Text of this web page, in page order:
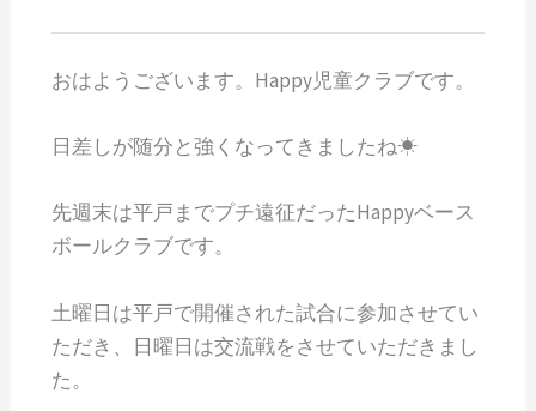
おはようございます。Happy児童クラブです。
日差しが随分と強くなってきましたね☀
先週末は平戸までプチ遠征だったHappyベース
ボールクラブです。
土曜日は平戸で開催された試合に参加させてい
ただき、日曜日は交流戦をさせていただきまし
た。